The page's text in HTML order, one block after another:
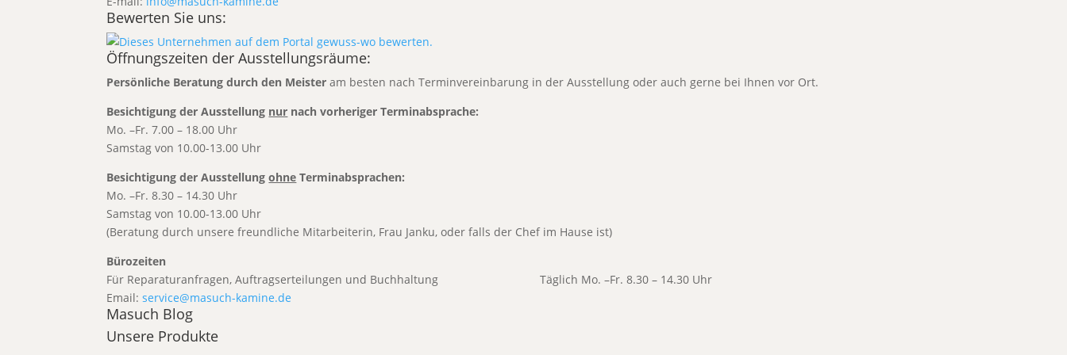
Bewerten Sie uns:
Öffnungszeiten der Ausstellungsräume:
Persönliche Beratung durch den Meisteram besten nach Terminvereinbarung in der Ausstellung oder auch gerne bei Ihnen vor Ort.
Besichtigung der Ausstellung nur nach vorheriger Terminabsprache:
Mo. –Fr. 7.00 – 18.00 Uhr
Samstag von 10.00-13.00 Uhr
Besichtigung der Ausstellungohne Terminabsprachen:
Mo. –Fr. 8.30 – 14.30 Uhr
Samstag von 10.00-13.00 Uhr
(Beratung durch unsere freundliche Mitarbeiterin, Frau Janku, oder falls der Chef im Hause ist)
Bürozeiten
Für Reparaturanfragen, Auftragserteilungen und Buchhaltung Täglich Mo. –Fr. 8.30 – 14.30 Uhr
Email:service@masuch-kamine.de
Masuch Blog
Unsere Produkte